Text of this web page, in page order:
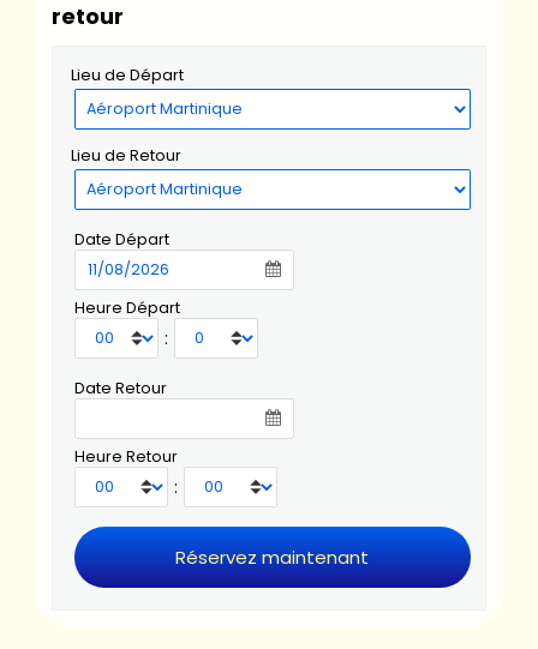
retour
Lieu de Départ
Lieu de Retour
Date Départ
Heure Départ
:
Date Retour
Heure Retour
: